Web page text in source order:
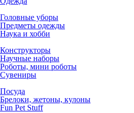
Головные уборы
Предметы одежды
Наука и хобби
Конструкторы
Научные наборы
Роботы, мини роботы
Сувениры
Посуда
Брелоки, жетоны, кулоны
Fun Pet Stuff